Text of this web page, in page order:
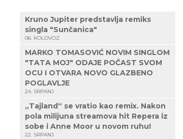
Kruno Jupiter predstavlja remiks
singla "Sunčanica"
06. KOLOVOZ
MARKO TOMASOVIĆ NOVIM SINGLOM
"TATA MOJ" ODAJE POČAST SVOM
OCU I OTVARA NOVO GLAZBENO
POGLAVLJE
24. SRPANJ
„Tajland“ se vratio kao remix. Nakon
pola milijuna streamova hit Repera iz
sobe i Anne Moor u novom ruhu!
22. SRPANJ